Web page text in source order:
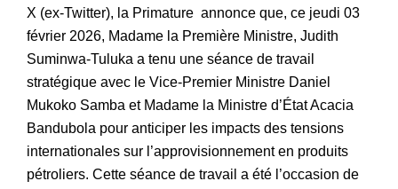
X (ex-Twitter), la Primature annonce que, ce jeudi 03
février 2026, Madame la Première Ministre, Judith
Suminwa-Tuluka a tenu une séance de travail
stratégique avec le Vice-Premier Ministre Daniel
Mukoko Samba et Madame la Ministre d’État Acacia
Bandubola pour anticiper les impacts des tensions
internationales sur l’approvisionnement en produits
pétroliers. Cette séance de travail a été l’occasion de